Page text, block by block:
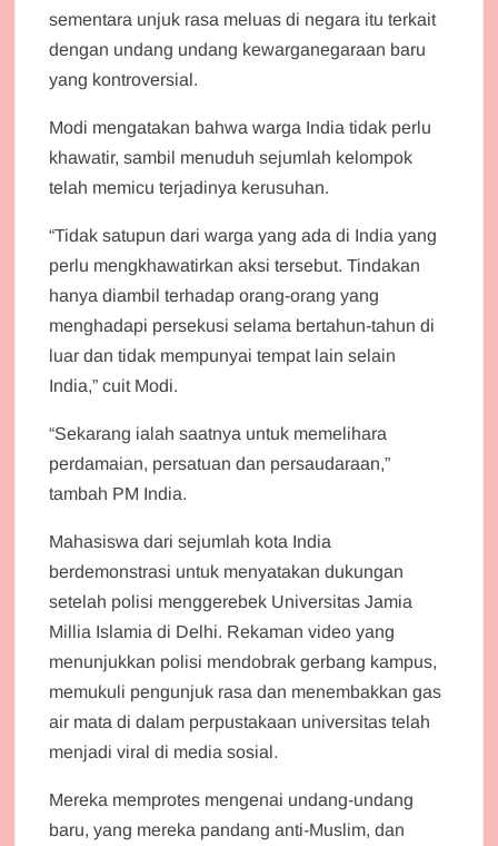
sementara unjuk rasa meluas di negara itu terkait
dengan undang undang kewarganegaraan baru
yang kontroversial.
Modi mengatakan bahwa warga India tidak perlu
khawatir, sambil menuduh sejumlah kelompok
telah memicu terjadinya kerusuhan.
“Tidak satupun dari warga yang ada di India yang
perlu mengkhawatirkan aksi tersebut. Tindakan
hanya diambil terhadap orang-orang yang
menghadapi persekusi selama bertahun-tahun di
luar dan tidak mempunyai tempat lain selain
India,” cuit Modi.
“Sekarang ialah saatnya untuk memelihara
perdamaian, persatuan dan persaudaraan,”
tambah PM India.
Mahasiswa dari sejumlah kota India
berdemonstrasi untuk menyatakan dukungan
setelah polisi menggerebek Universitas Jamia
Millia Islamia di Delhi. Rekaman video yang
menunjukkan polisi mendobrak gerbang kampus,
memukuli pengunjuk rasa dan menembakkan gas
air mata di dalam perpustakaan universitas telah
menjadi viral di media sosial.
Mereka memprotes mengenai undang-undang
baru, yang mereka pandang anti-Muslim, dan